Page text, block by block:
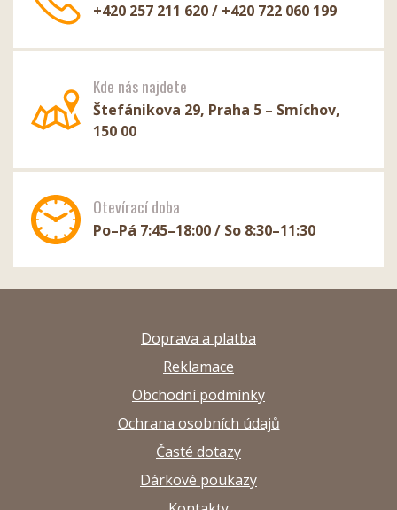
+420 257 211 620 / +420 722 060 199
Kde nás najdete
Štefánikova 29, Praha 5 – Smíchov,
150 00
Otevírací doba
Po–Pá 7:45–18:00 / So 8:30–11:30
Doprava a platba
Reklamace
Obchodní podmínky
Ochrana osobních údajů
Časté dotazy
Dárkové poukazy